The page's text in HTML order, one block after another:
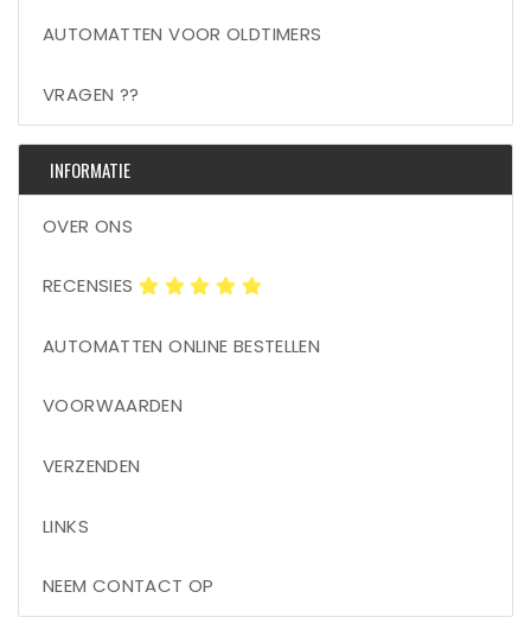
AUTOMATTEN VOOR OLDTIMERS
VRAGEN ??
INFORMATIE
OVER ONS
RECENSIES
AUTOMATTEN ONLINE BESTELLEN
VOORWAARDEN
VERZENDEN
LINKS
NEEM CONTACT OP